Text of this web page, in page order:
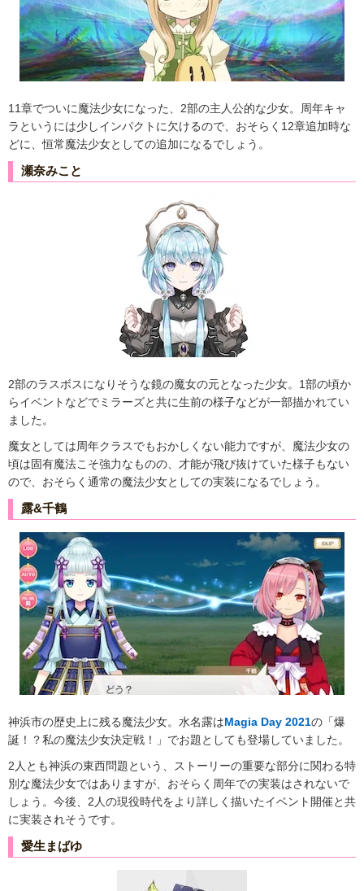
11章でついに魔法少女になった、2部の主人公的な少女。周年キャ
ラというには少しインパクトに欠けるので、おそらく12章追加時な
どに、恒常魔法少女としての追加になるでしょう。
瀬奈みこと
2部のラスボスになりそうな鏡の魔女の元となった少女。1部の頃か
らイベントなどでミラーズと共に生前の様子などが一部描かれてい
ました。
魔女としては周年クラスでもおかしくない能力ですが、魔法少女の
頃は固有魔法こそ強力なものの、才能が飛び抜けていた様子もない
ので、おそらく通常の魔法少女としての実装になるでしょう。
露&千鶴
神浜市の歴史上に残る魔法少女。水名露はMagia Day 2021の「爆
誕！？私の魔法少女決定戦！」でお題としても登場していました。
2人とも神浜の東西問題という、ストーリーの重要な部分に関わる特
別な魔法少女ではありますが、おそらく周年での実装はされないで
しょう。今後、2人の現役時代をより詳しく描いたイベント開催と共
に実装されそうです。
愛生まばゆ